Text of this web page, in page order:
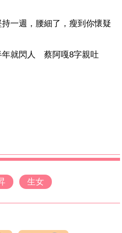
一週，腰細了，瘦到你懷疑
年就閃人 蔡阿嘎8字親吐
生女